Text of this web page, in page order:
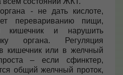
- не дать кислоте,
перевариванию пищи,
кишечник и нарушить
органа. Регуляция
кишечник или в желчный
– если сфинктер,
общий желчный проток,